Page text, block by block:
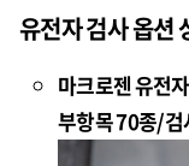
유전자 검사 옵션
마크로젠 유전
부항목 70종/검